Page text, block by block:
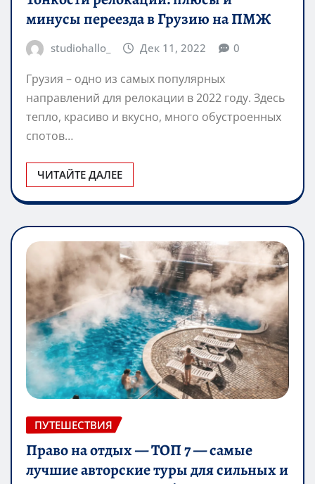
минусы переезда в Грузию на ПМЖ
studiohallo_ Дек 11, 2022 0
Грузия – одно из самых популярных
направлений для релокации в 2022 году. Здесь
тепло, красиво и вкусно, много обустроенных
спотов…
ЧИТАЙТЕ ДАЛЕЕ
ПУТЕШЕСТВИЯ
Право на отдых — ТОП 7 — самые
лучшие авторские туры для сильных и